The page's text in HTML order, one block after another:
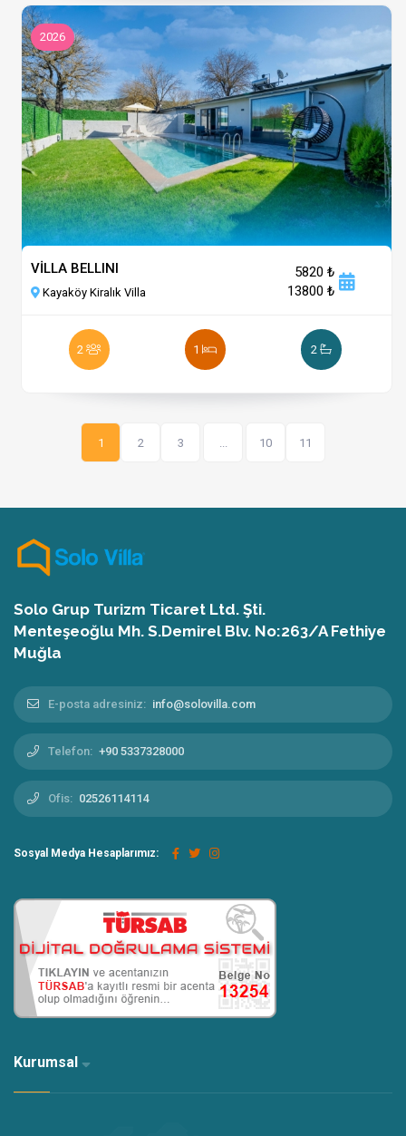
2026
VİLLA BELLINI
Kayaköy Kiralık Villa
5820 ₺
13800 ₺
2 1 2
1 2 3 ... 10 11
Solo Grup Turizm Ticaret Ltd. Şti.
Menteşeoğlu Mh. S.Demirel Blv. No:263/A Fethiye
Muğla
E-posta adresiniz: info@solovilla.com
Telefon: +90 5337328000
Ofis: 02526114114
Sosyal Medya Hesaplarımız:
Kurumsal